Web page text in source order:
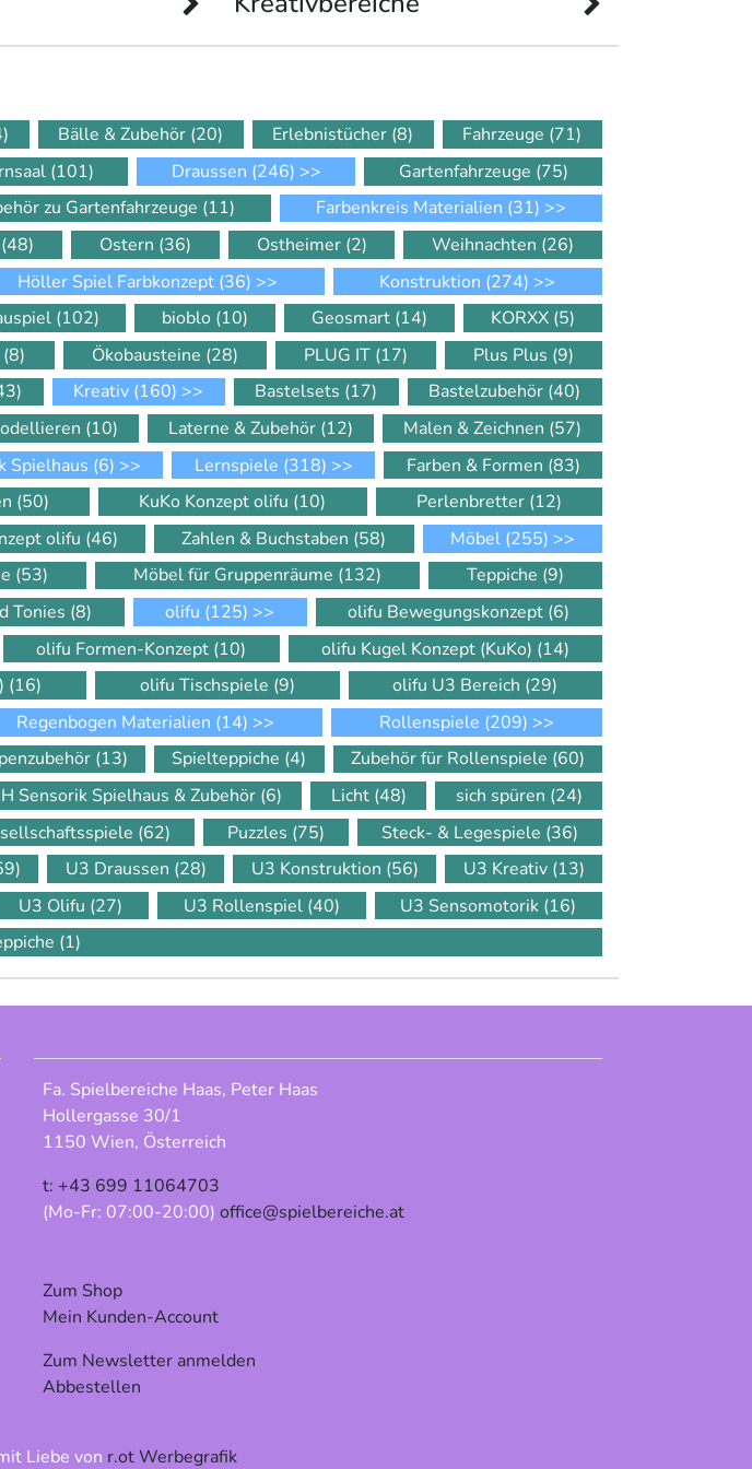
Bälle & Zubehör (20) Erlebnistücher (8) Fahrzeuge (71)
(101) Draussen (246) >> Gartenfahrzeuge (75)
zu Gartenfahrzeuge (11) Farbenkreis Materialien (31) >>
(48) Ostern (36) Ostheimer (2) Weihnachten (26)
Höller Spiel Farbkonzept (36) >> Konstruktion (274) >>
(102) bioblo (10) Geosmart (14) KORXX (5)
(8) Ökobausteine (28) PLUG IT (17) Plus Plus (9)
Kreativ (160) >> Bastelsets (17) Bastelzubehör (40)
(10) Laterne & Zubehör (12) Malen & Zeichnen (57)
Spielhaus (6) >> Lernspiele (318) >> Farben & Formen (83)
(50) KuKo Konzept olifu (10) Perlenbretter (12)
olifu (46) Zahlen & Buchstaben (58) Möbel (255) >>
(53) Möbel für Gruppenräume (132) Teppiche (9)
Tonies (8) olifu (125) >> olifu Bewegungskonzept (6)
olifu Formen-Konzept (10) olifu Kugel Konzept (KuKo) (14)
(16) olifu Tischspiele (9) olifu U3 Bereich (29)
Regenbogen Materialien (14) >> Rollenspiele (209) >>
(13) Spielteppiche (4) Zubehör für Rollenspiele (60)
Sensorik Spielhaus & Zubehör (6) Licht (48) sich spüren (24)
(62) Puzzles (75) Steck- & Legespiele (36)
U3 Draussen (28) U3 Konstruktion (56) U3 Kreativ (13)
U3 Olifu (27) U3 Rollenspiel (40) U3 Sensomotorik (16)
(1)
Fa. Spielbereiche Haas, Peter Haas
Hollergasse 30/1
1150 Wien, Österreich
t: +43 699 11064703
(Mo-Fr: 07:00-20:00) office@spielbereiche.at
Zum Shop
Mein Kunden-Account
Zum Newsletter anmelden
Abbestellen
Liebe von r.ot Werbegrafik